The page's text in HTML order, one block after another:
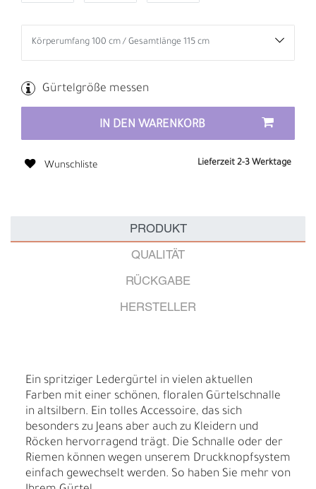
Gürtelgröße messen
IN DEN WARENKORB
Wunschliste Lieferzeit 2-3 Werktage
PRODUKT
QUALITÄT
RÜCKGABE
HERSTELLER
Ein spritziger Ledergürtel in vielen aktuellen
Farben mit einer schönen, floralen Gürtelschnalle
in altsilbern. Ein tolles Accessoire, das sich
besonders zu Jeans aber auch zu Kleidern und
Röcken hervorragend trägt. Die Schnalle oder der
Riemen können wegen unserem Druckknopfsystem
einfach gewechselt werden. So haben Sie mehr von